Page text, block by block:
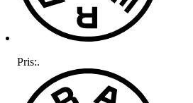
Pris:.